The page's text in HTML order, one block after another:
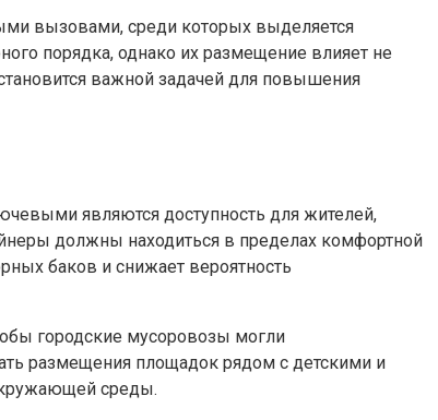
вызовами, среди которых выделяется
порядка, однако их размещение влияет не
важной задачей для повышения
являются доступность для жителей,
должны находиться в пределах комфортной
баков и снижает вероятность
городские мусоровозы могли
размещения площадок рядом с детскими и
среды.